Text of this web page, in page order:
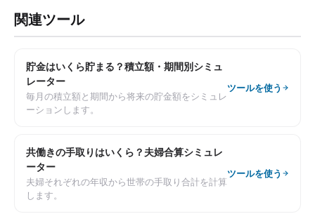
関連ツール
貯金はいくら貯まる？積立額・期間別シミュ
レーター
毎月の積立額と期間から将来の貯金額をシミュレ
ーションします。
ツールを使う
共働きの手取りはいくら？夫婦合算シミュレ
ーター
夫婦それぞれの年収から世帯の手取り合計を計算
します。
ツールを使う